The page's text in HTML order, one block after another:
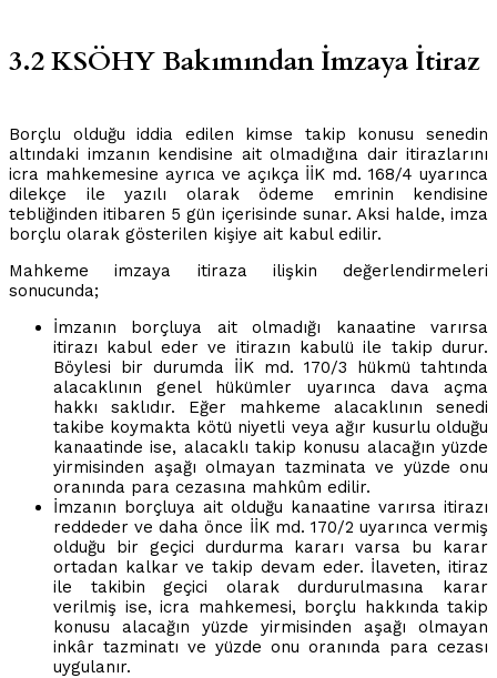
3.2 KSÖHY Bakımından İmzaya İtiraz
Borçlu olduğu iddia edilen kimse takip konusu senedin
altındaki imzanın kendisine ait olmadığına dair itirazlarını
icra mahkemesine ayrıca ve açıkça İİK md. 168/4 uyarınca
dilekçe ile yazılı olarak ödeme emrinin kendisine
tebliğinden itibaren 5 gün içerisinde sunar. Aksi halde, imza
borçlu olarak gösterilen kişiye ait kabul edilir.
Mahkeme imzaya itiraza ilişkin değerlendirmeleri
sonucunda;
İmzanın borçluya ait olmadığı kanaatine varırsa
itirazı kabul eder ve itirazın kabulü ile takip durur.
Böylesi bir durumda İİK md. 170/3 hükmü tahtında
alacaklının genel hükümler uyarınca dava açma
hakkı saklıdır. Eğer mahkeme alacaklının senedi
takibe koymakta kötü niyetli veya ağır kusurlu olduğu
kanaatinde ise, alacaklı takip konusu alacağın yüzde
yirmisinden aşağı olmayan tazminata ve yüzde onu
oranında para cezasına mahkûm edilir.
İmzanın borçluya ait olduğu kanaatine varırsa itirazı
reddeder ve daha önce İİK md. 170/2 uyarınca vermiş
olduğu bir geçici durdurma kararı varsa bu karar
ortadan kalkar ve takip devam eder. İlaveten, itiraz
ile takibin geçici olarak durdurulmasına karar
verilmiş ise, icra mahkemesi, borçlu hakkında takip
konusu alacağın yüzde yirmisinden aşağı olmayan
inkâr tazminatı ve yüzde onu oranında para cezası
uygulanır.